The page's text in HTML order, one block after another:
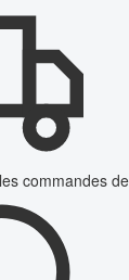
commandes